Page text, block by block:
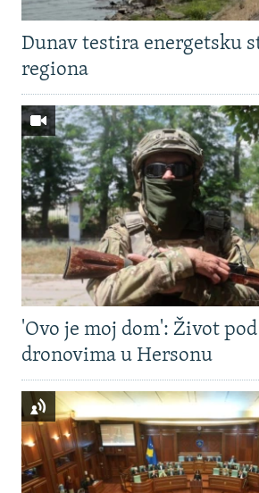
Dunav testira energetsku
regiona
'Ovo je moj dom': Život
dronovima u Hersonu